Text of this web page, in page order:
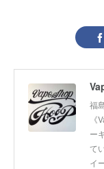
福
ー
て
イ